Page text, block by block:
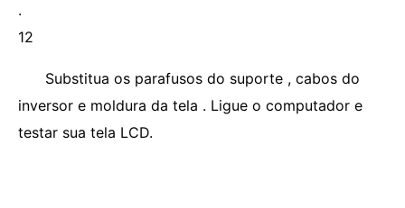
.
12
Substitua os parafusos do suporte , cabos do
inversor e moldura da tela . Ligue o computador e
testar sua tela LCD.